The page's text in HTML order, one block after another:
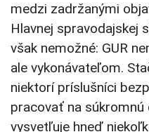
medzi zadržanými
Hlavnej spravodajskej
však nemožné: GUR
ale vykonávateľom.
niektorí príslušníci
pracovať na súkromnú
vysvetľuje hneď